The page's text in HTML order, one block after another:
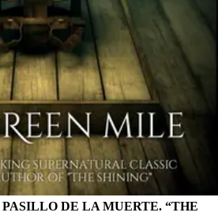
DE LA MUERTE. “THE